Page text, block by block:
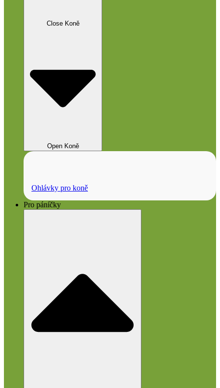
Close Koně
Open Koně
Ohlávky pro koně
Pro páníčky